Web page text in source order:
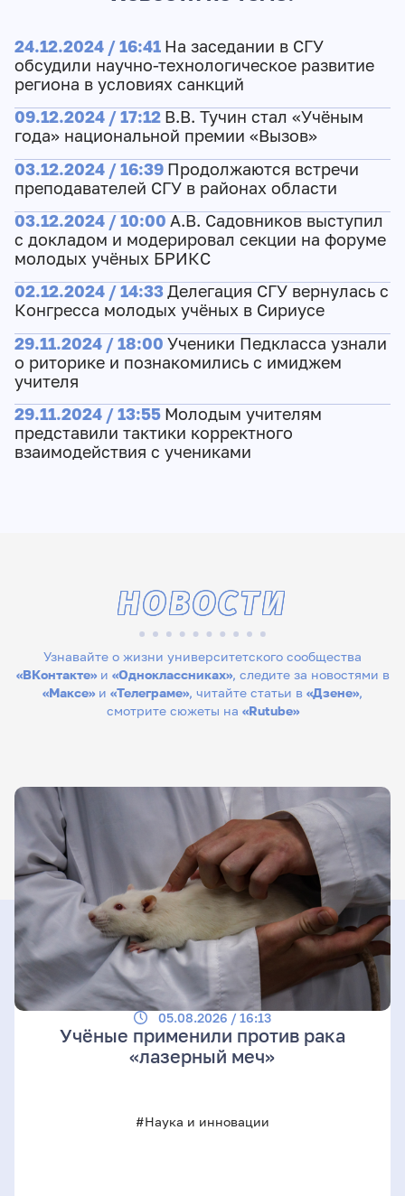
24.12.2024 / 16:41 На заседании в СГУ
обсудили научно-технологическое развитие
региона в условиях санкций
09.12.2024 / 17:12 В.В. Тучин стал «Учёным
года» национальной премии «Вызов»
03.12.2024 / 16:39 Продолжаются встречи
преподавателей СГУ в районах области
03.12.2024 / 10:00 А.В. Садовников выступил
с докладом и модерировал секции на форуме
молодых учёных БРИКС
02.12.2024 / 14:33Делегация СГУ вернулась с
Конгресса молодых учёных в Сириусе
29.11.2024 / 18:00 Ученики Педкласса узнали
о риторике и познакомились с имиджем
учителя
29.11.2024 / 13:55 Молодым учителям
представили тактики корректного
взаимодействия с учениками
Узнавайте о жизни университетского сообщества
«ВКонтакте»и «Одноклассниках», следите за новостями в
«Максе» и «Телеграме», читайте статьи в «Дзене»,
смотрите сюжеты на «Rutube»
НОВОСТИ
05.08.2026 / 16:13
Учёные применили против рака
«лазерный меч»
#Наука и инновации